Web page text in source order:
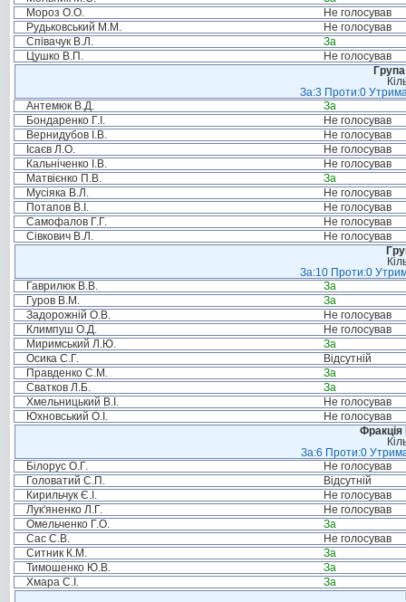
Мороз О.О.
Не голосував
Рудьковський М.М.
Не голосував
Співачук В.Л.
За
Цушко В.П.
Не голосував
За:3 Проти:0
Антемюк В.Д.
За
Бондаренко Г.І.
Не голосував
Вернидубов І.В.
Не голосував
Ісаєв Л.О.
Не голосував
Кальніченко І.В.
Не голосував
Матвієнко П.В.
За
Мусіяка В.Л.
Не голосував
Потапов В.І.
Не голосував
Самофалов Г.Г.
Не голосував
Сівкович В.Л.
Не голосував
За:10 Проти:0
Гаврилюк В.В.
За
Гуров В.М.
За
Задорожній О.В.
Не голосував
Климпуш О.Д.
Не голосував
Миримський Л.Ю.
За
Осика С.Г.
Відсутній
Правденко С.М.
За
Сватков Л.Б.
За
Хмельницький В.І.
Не голосував
Юхновський О.І.
Не голосував
За:6 Проти:0
Білорус О.Г.
Не голосував
Головатий С.П.
Відсутній
Кирильчук Є.І.
Не голосував
Лук'яненко Л.Г.
Не голосував
Омельченко Г.О.
За
Сас С.В.
Не голосував
Ситник К.М.
За
Тимошенко Ю.В.
За
Хмара С.І.
За